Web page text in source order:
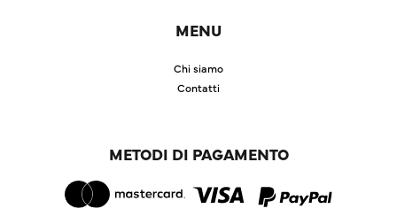
MENU
Chi siamo
Contatti
METODI DI PAGAMENTO